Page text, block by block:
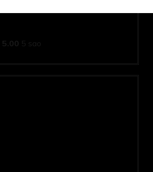
5.00 5 sao